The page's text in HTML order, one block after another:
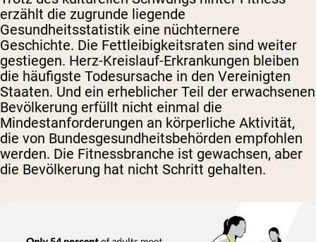
erzählt die zugrunde liegende
Gesundheitsstatistik eine nüchternere
Geschichte. Die Fettleibigkeitsraten sind weiter
gestiegen. Herz-Kreislauf-Erkrankungen bleiben
die häufigste Todesursache in den Vereinigten
Staaten. Und ein erheblicher Teil der erwachsenen
Bevölkerung erfüllt nicht einmal die
Mindestanforderungen an körperliche Aktivität,
die von Bundesgesundheitsbehörden empfohlen
werden. Die Fitnessbranche ist gewachsen, aber
die Bevölkerung hat nicht Schritt gehalten.